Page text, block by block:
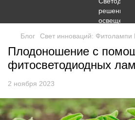
Блог Свет инноваций: Фитолампи
Плодоношение с
фитосветодиодных
2 ноября 2023